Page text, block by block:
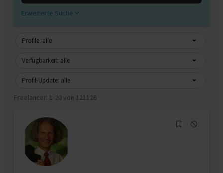
Erweiterte Suche
Profile: alle
Verfügbarkeit: alle
Profil-Update: alle
Freelancer: 1-20 von 121126